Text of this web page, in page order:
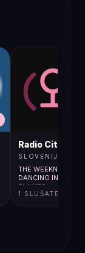
Radio City
SLOVENIJA
THE WEEKND /
DANCING IN THE
FLAMES
1 SLUŠATELJA